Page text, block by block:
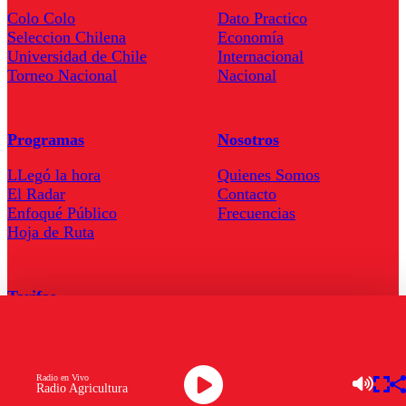
Radio Agricultura
Radio en Vivo
Colo Colo
Seleccion Chilena
Universidad de Chile
Torneo Nacional
Dato Practico
Economía
Internacional
Nacional
Programas
LLegó la hora
El Radar
Enfoqué Público
Hoja de Ruta
Nosotros
Quienes Somos
Contacto
Frecuencias
Tarifas